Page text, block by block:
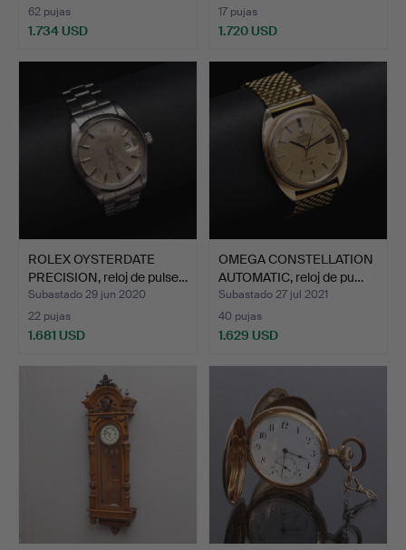
62 pujas
1.734 USD
17 pujas
1.720 USD
ROLEX OYSTERDATE
PRECISION, reloj de pulse…
Subastado 29 jun 2020
22 pujas
1.681 USD
OMEGA CONSTELLATION
AUTOMATIC, reloj de pu…
Subastado 27 jul 2021
40 pujas
1.629 USD